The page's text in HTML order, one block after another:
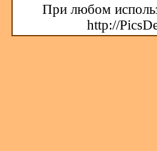
При любом
http://